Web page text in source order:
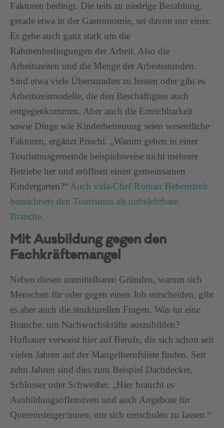
Faktoren bedingt. Die teils zu niedrige Bezahlung,
gerade etwa in der Gastronomie, sei davon nur einer.
Es gehe auch ganz stark um die
Rahmenbedingungen der Arbeit. Also die
Arbeitszeiten und die Menge der Arbeitsstunden.
Sind etwa viele Überstunden zu leisten oder gibt es
Arbeitszeitmodelle, die den Beschäftigten auch
entgegenkommen. Aber auch die Erreichbarkeit
sowie Dinge wie Kinderbetreuung seien wesentliche
Faktoren, ergänzt Prischl. „Warum gehen in einer
Tourismusgemeinde beispielsweise nicht mehrere
Betriebe her und eröffnen einen gemeinsamen
Kindergarten?“ Auch vida-Chef Roman Hebenstreit
bezeichnete den Tourismus als unbelehrbare
Branche.
Mit Ausbildung gegen den
Fachkräftemangel
Neben diesen unmittelbaren Gründen, warum sich
Menschen für oder gegen einen Job entscheiden, gibt
es aber auch die strukturellen Fragen. Was tut eine
Branche, um Nachwuchskräfte auszubilden?
Hofbauer verweist hier auf Berufe, die sich schon seit
vielen Jahren auf der Mangelberufsliste finden. Seit
zehn Jahren sind dies zum Beispiel Dachdecker,
Schlosser oder Schweißer. „Hier braucht es
Ausbildungsoffensiven und auch Angebote für
Quereinsteiger:innen, um sich umschulen zu lassen.“